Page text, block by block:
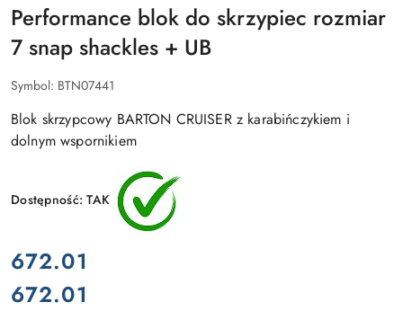
Performance blok do skrzypiec rozmiar
7 snap shackles + UB
Symbol: BTN07441
Blok skrzypcowy BARTON CRUISER z karabińczykiem i
dolnym wspornikiem
Dostępność:TAK
cena:
672.01
Cena:
672.01